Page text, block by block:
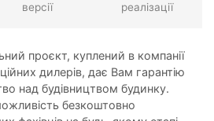
версії реалізації
проєкт, куплений в компанії
дилерів, дає Вам гарантію
над будівництвом будинку.
безкоштовно